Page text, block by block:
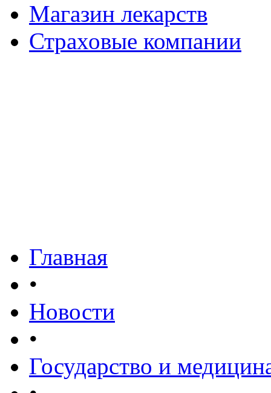
Магазин лекарств
Страховые компании
Главная
•
Новости
•
Государство и